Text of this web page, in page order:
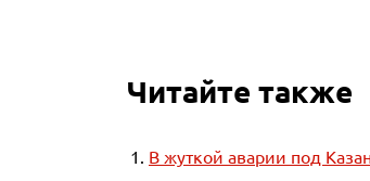
Читайте также
В жуткой аварии под